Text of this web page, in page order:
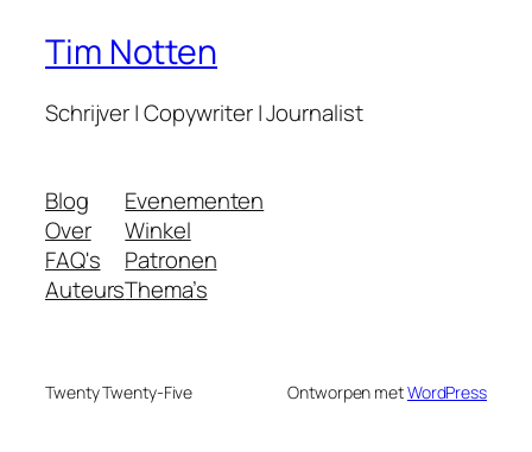
Tim Notten
Schrijver | Copywriter | Journalist
Blog
Over
FAQ's
Auteurs
Evenementen
Winkel
Patronen
Thema’s
Twenty Twenty-Five Ontworpen metWordPress